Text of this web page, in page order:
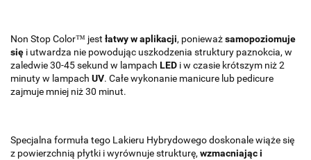
Non Stop Color™ jest łatwy w aplikacji, ponieważsamopoziomuje
się i utwardza nie powodując uszkodzenia struktury paznokcia, w
zaledwie 30-45 sekund w lampach LED i w czasie krótszym niż 2
minuty w lampach UV. Całe wykonanie manicure lub pedicure
zajmuje mniej niż 30 minut.
Specjalna formuła tego Lakieru Hybrydowego doskonale wiąże się
z powierzchnią płytki i wyrównuje strukturę, wzmacniając i